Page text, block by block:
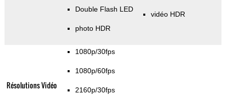
Double Flash LED
photo HDR
vidéo HDR
Résolutions Vidéo
1080p/30fps
1080p/60fps
2160p/30fps